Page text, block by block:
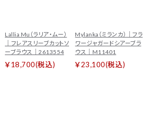
Lallia Mu（ラリア・ムー）
｜フレアスリーブカットソ
ーブラウス｜2613554
￥18,700(税込)
Mylanka（ミランカ）｜フラ
ワージャガードシアーブラ
ウス｜M11401
￥23,100(税込)